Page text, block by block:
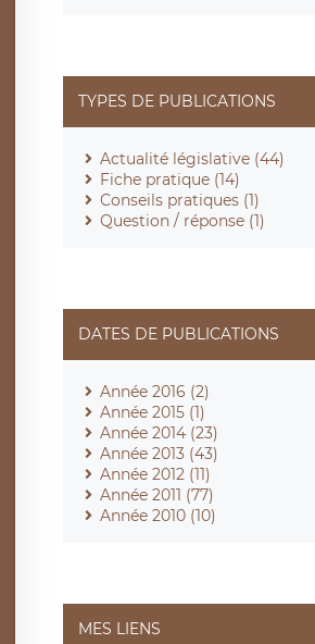
TYPES DE PUBLICATIONS
Actualité législative (44)
Fiche pratique (14)
Conseils pratiques (1)
Question / réponse (1)
DATES DE PUBLICATIONS
Année 2016 (2)
Année 2015 (1)
Année 2014 (23)
Année 2013 (43)
Année 2012 (11)
Année 2011 (77)
Année 2010 (10)
MES LIENS